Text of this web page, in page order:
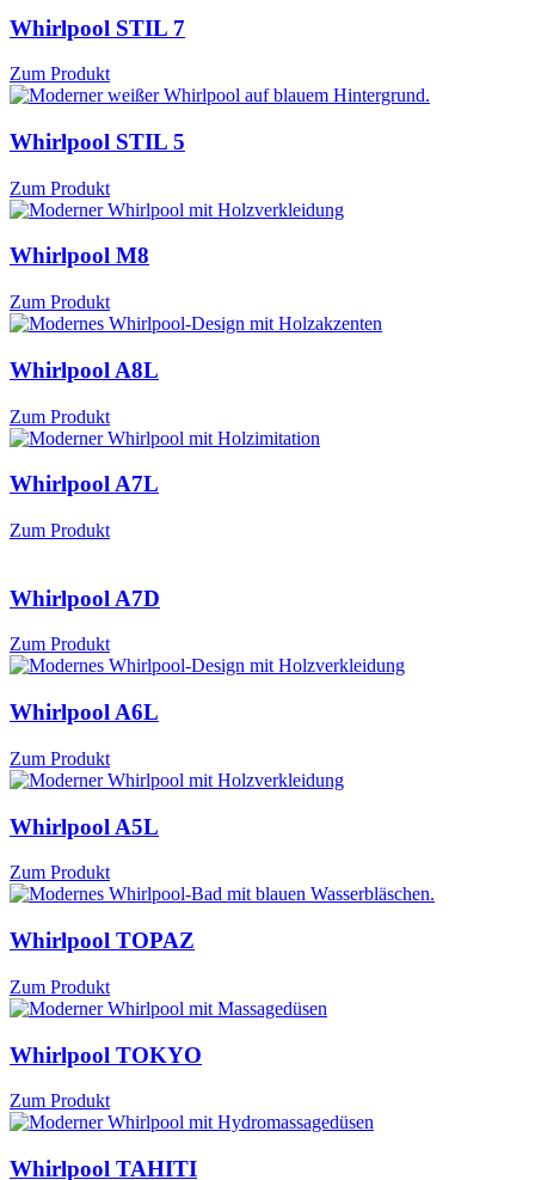
Whirlpool STIL 7
Zum Produkt
Whirlpool STIL 5
Zum Produkt
Whirlpool M8
Zum Produkt
Whirlpool A8L
Zum Produkt
Whirlpool A7L
Zum Produkt
Whirlpool A7D
Zum Produkt
Whirlpool A6L
Zum Produkt
Whirlpool A5L
Zum Produkt
Whirlpool TOPAZ
Zum Produkt
Whirlpool TOKYO
Zum Produkt
Whirlpool TAHITI